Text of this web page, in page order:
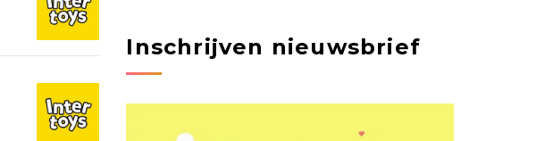
Inschrijven nieuwsbrief